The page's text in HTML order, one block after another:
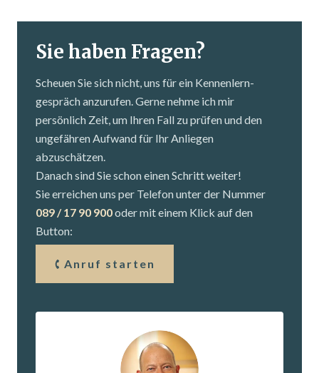
Sie haben Fragen?
Scheuen Sie sich nicht, uns für ein Kennenlern­
gespräch anzurufen. Gerne nehme ich mir
persönlich Zeit, um Ihren Fall zu prüfen und den
ungefähren Aufwand für Ihr Anliegen
abzuschätzen.
Danach sind Sie schon einen Schritt weiter!
Sie erreichen uns per Telefon unter der Nummer
089 / 17 90 900oder mit einem Klick auf den
Button:
Anruf starten